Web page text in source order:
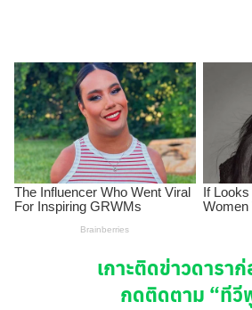
เกาะติดข่าวดารา
กดติดตาม “ทีวี